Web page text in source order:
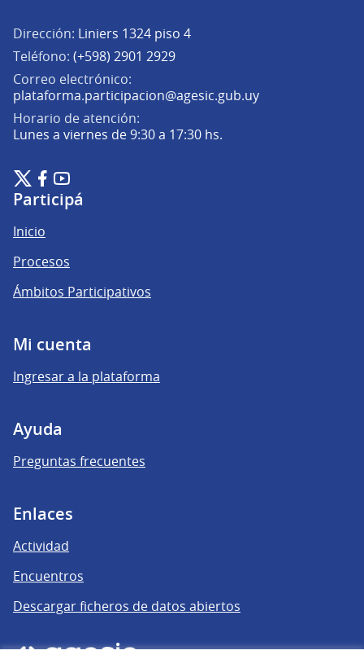
Dirección: Liniers 1324 piso 4
Teléfono: (+598) 2901 2929
Correo electrónico:
plataforma.participacion@agesic.gub.uy(Abrir en una
Horario de atención:
Lunes a viernes de 9:30 a 17:30 hs.
Plataforma de Participación Ciudadana Digital en X
(Enlace externo)
Plataforma de Participación Ciudadana Digital en Facebook
(Enlace externo)
Plataforma de Participación Ciudadana Digital en
(Enlace externo)
Participá
Inicio
Procesos
Ámbitos Participativos
Mi cuenta
Ingresar a la plataforma
Ayuda
Preguntas frecuentes
Enlaces
Actividad
Encuentros
Descargar ficheros de datos abiertos